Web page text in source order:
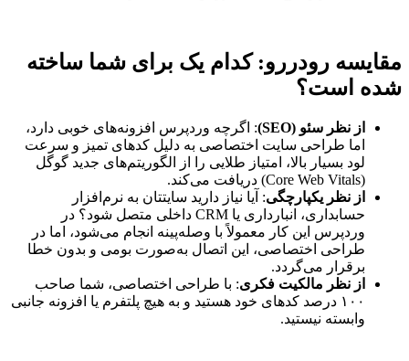
مقایسه رودررو: کدام یک برای شما ساخته
شده است؟
از نظر سئو (SEO)
: اگرچه وردپرس افزونه‌های خوبی دارد،
اما طراحی سایت اختصاصی به دلیل کدهای تمیز و سرعت
لود بسیار بالا، امتیاز طلایی را از الگوریتم‌های جدید گوگل
(Core Web Vitals) دریافت می‌کند.
از نظر یکپارچگی: آیا نیاز دارید سایتتان به نرم‌افزار
حسابداری، انبارداری یا CRM داخلی متصل شود؟ در
وردپرس این کار معمولاً با وصله‌پینه انجام می‌شود، اما در
طراحی اختصاصی، این اتصال به‌صورت بومی و بدون خطا
برقرار می‌گردد.
از نظر مالکیت فکری: با طراحی اختصاصی، شما صاحب
۱۰۰ درصد کدهای خود هستید و به هیچ پلتفرم یا افزونه جانبی
وابسته نیستید.